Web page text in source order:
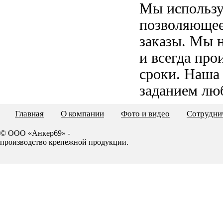
Мы
заказы. Мы
и всегда
сроки. Наша
заданием
Главная О компании Фото и видео
© ООО «Анкер69» -
производство крепежной продукции.